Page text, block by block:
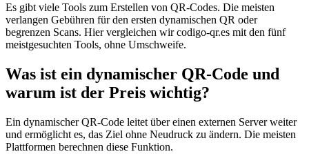
Es gibt viele Tools zum Erstellen von QR-Codes. Die meisten
verlangen Gebühren für den ersten dynamischen QR oder
begrenzen Scans. Hier vergleichen wir codigo-qr.es mit den fünf
meistgesuchten Tools, ohne Umschweife.
Was ist ein dynamischer QR-Code und
warum ist der Preis wichtig?
Ein dynamischer QR-Code leitet über einen externen Server weiter
und ermöglicht es, das Ziel ohne Neudruck zu ändern. Die meisten
Plattformen berechnen diese Funktion.